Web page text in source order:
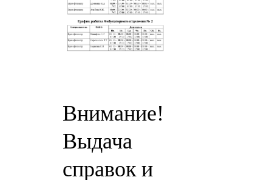
Внимание!
Выдача
справок и